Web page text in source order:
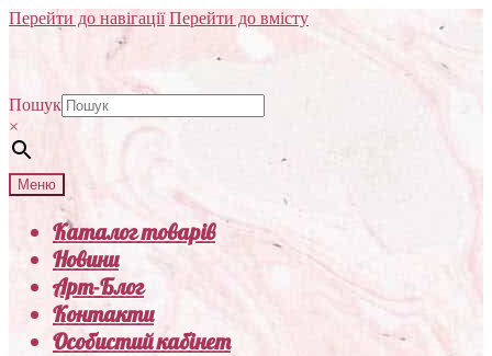
Перейти до навігації Перейти до вмісту
Пошук
×
Меню
Каталог товарів
Новини
Арт-Блог
Контакти
Особистий кабінет